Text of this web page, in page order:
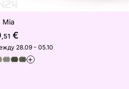
,51€
28.09 - 05.10
+